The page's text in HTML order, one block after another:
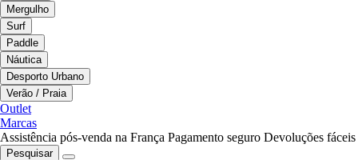
Mergulho
Surf
Paddle
Náutica
Desporto Urbano
Verão / Praia
Outlet
Marcas
Assistência pós-venda na França Pagamento seguro Devoluções fáceis
Pesquisar